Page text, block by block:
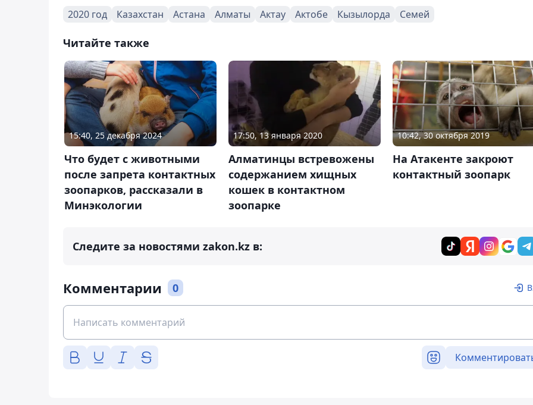
2020 год Казахстан Астана Алматы Актау Актобе Кызылорда Семей
Читайте также
15:40, 25 декабря 2024
Что будет с животными
после запрета контактных
зоопарков, рассказали в
Минэкологии
17:50, 13 января 2020
Алматинцы встревожены
содержанием хищных
кошек в контактном
зоопарке
10:42, 30 октября 2019
На Атакенте закроют
контактный зоопарк
Следите за новостями zakon.kz в:
Комментарии 0